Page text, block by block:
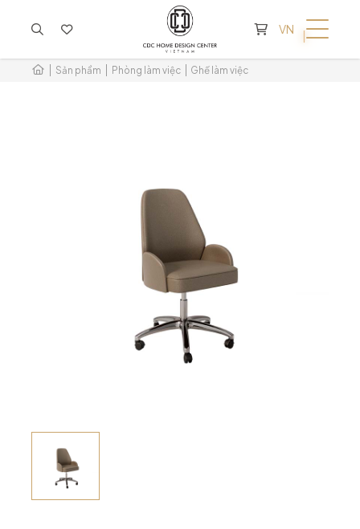
KHÔNG CÓ SẢN PHẨM TRONG GIỎ HÀNG
VN
Sản phẩm Phòng làm việc Ghế làm việc